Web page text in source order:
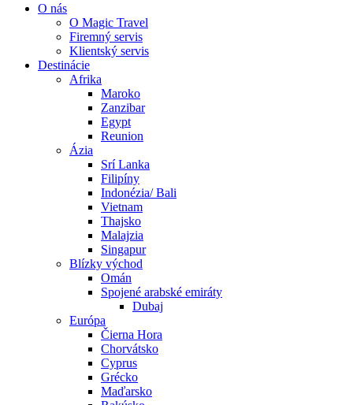
O nás
O Magic Travel
Firemný servis
Klientský servis
Destinácie
Afrika
Maroko
Zanzibar
Egypt
Reunion
Ázia
Srí Lanka
Filipíny
Indonézia/ Bali
Vietnam
Thajsko
Malajzia
Singapur
Blízky východ
Omán
Spojené arabské emiráty
Dubaj
Európa
Čierna Hora
Chorvátsko
Cyprus
Grécko
Maďarsko